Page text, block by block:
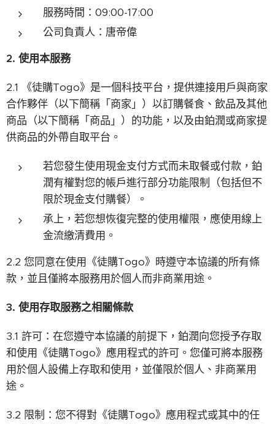
服務時間：09:00-17:00
公司負責人：唐帝偉
2. 使用本服務
2.1 《徒購Togo》是一個科技平台，提供連接用戶與商家
合作夥伴（以下簡稱「商家」）以訂購餐食、飲品及其他
商品（以下簡稱「商品」）的功能，以及由鉑潤或商家提
供商品的外帶自取平台。
若您發生使用現金支付方式而未取餐或付款，鉑
潤有權對您的帳戶進行部分功能限制（包括但不
限於現金支付購餐）。
承上，若您想恢復完整的使用權限，應使用線上
金流繳清費用。
2.2 您同意在使用《徒購Togo》時遵守本協議的所有條
款，並且僅將本服務用於個人而非商業用途。
3. 使用存取服務之相關條款
3.1 許可：在您遵守本協議的前提下，鉑潤向您授予存取
和使用《徒購Togo》應用程式的許可。您僅可將本服務
用於個人設備上存取和使用，並僅限於個人、非商業用
途。
3.2 限制：您不得對《徒購Togo》應用程式或其中的任